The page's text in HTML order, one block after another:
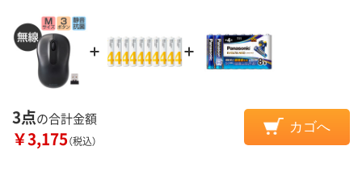
3点の合計金額
￥3,175（税込）
カゴへ